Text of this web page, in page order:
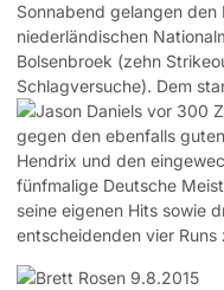
Sonnabend gelangen
niederländischen
Bolsenbroek (zehn
Schlagversuche). Dem
gegen den ebenfalls
Hendrix und den
fünfmalige Deutsche
seine eigenen Hits sowie
entscheidenden vier Runs